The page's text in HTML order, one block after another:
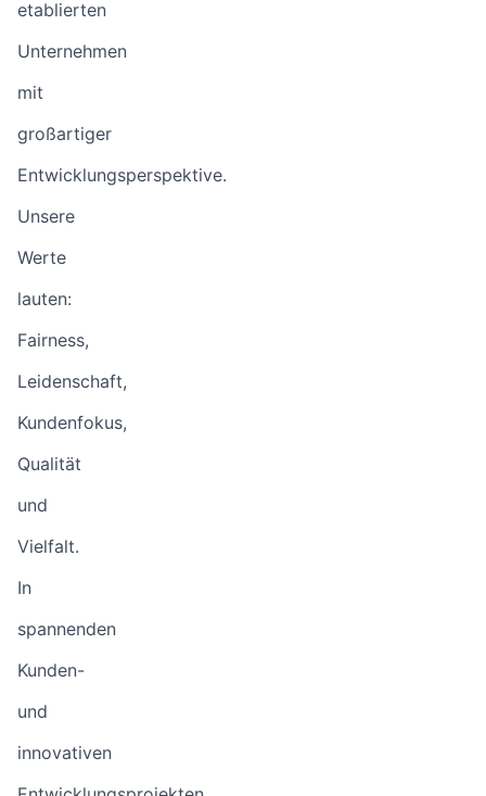
etablierten
Unternehmen
mit
großartiger
Entwicklungsperspektive.
Unsere
Werte
lauten:
Fairness,
Leidenschaft,
Kundenfokus,
Qualität
und
Vielfalt.
In
spannenden
Kunden-
und
innovativen